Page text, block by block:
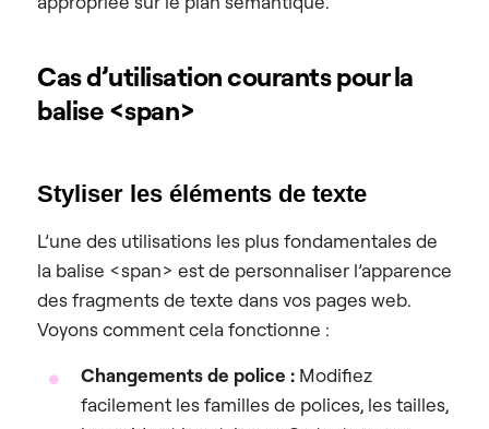
Cas d’utilisation courants pour la
balise <span>
Styliser les éléments de texte
L’une des utilisations les plus fondamentales de
la balise <span> est de personnaliser l’apparence
des fragments de texte dans vos pages web.
Voyons comment cela fonctionne :
Changements de police : Modifiez
facilement les familles de polices, les tailles,